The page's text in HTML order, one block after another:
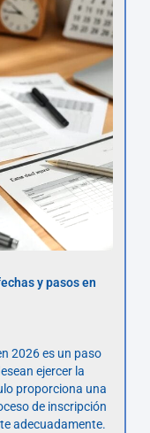
y pasos en
2026 es un paso
ejercer la
proporciona una
de inscripción
adecuadamente.